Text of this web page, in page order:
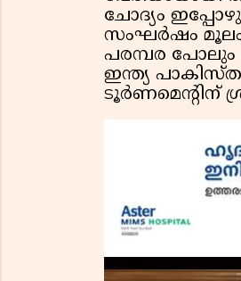
ചോദ്യം
സംഘർഷം മൂലം
പരമ്പര പോലും
ഇന്ത്യ
ടൂർണമെൻ്റിന്